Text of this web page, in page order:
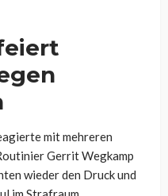
mit mehreren
Gerrit Wegkamp
wieder den Druck und